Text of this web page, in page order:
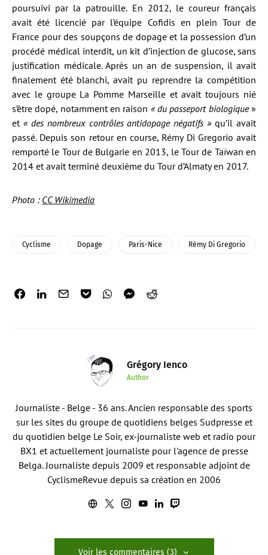
poursuivi par la patrouille. En 2012, le coureur français
avait été licencié par l’équipe Cofidis en plein Tour de
France pour des soupçons de dopage et la possession d’un
procédé médical interdit, un kit d’injection de glucose, sans
justification médicale. Après un an de suspension, il avait
finalement été blanchi, avait pu reprendre la compétition
avec le groupe La Pomme Marseille et avait toujours nié
s’être dopé, notamment en raison « du passeport biologique»
et « des nombreux contrôles antidopage négatifs »qu’il avait
passé. Depuis son retour en course, Rémy Di Gregorio avait
remporté le Tour de Bulgarie en 2013, le Tour de Taïwan en
2014 et avait terminé deuxième du Tour d’Almaty en 2017.
Photo : CC Wikimedia
Cyclisme Dopage Paris-Nice Rémy Di Gregorio
Grégory Ienco
Author
Journaliste - Belge - 36 ans. Ancien responsable des sports
sur les sites du groupe de quotidiens belges Sudpresse et
du quotidien belge Le Soir, ex-journaliste web et radio pour
BX1 et actuellement journaliste pour l'agence de presse
Belga. Journaliste depuis 2009 et responsable adjoint de
CyclismeRevue depuis sa création en 2006
Voir les commentaires (3)